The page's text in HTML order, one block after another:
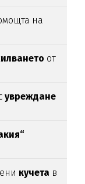
на
от
увреждане
кучета в